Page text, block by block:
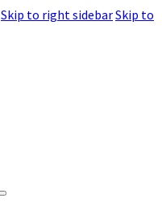
Skip to right sidebarSkip to